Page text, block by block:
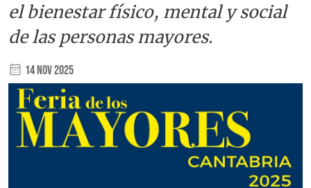
el bienestar físico, mental y social
de las personas mayores.
14 Nov 2025